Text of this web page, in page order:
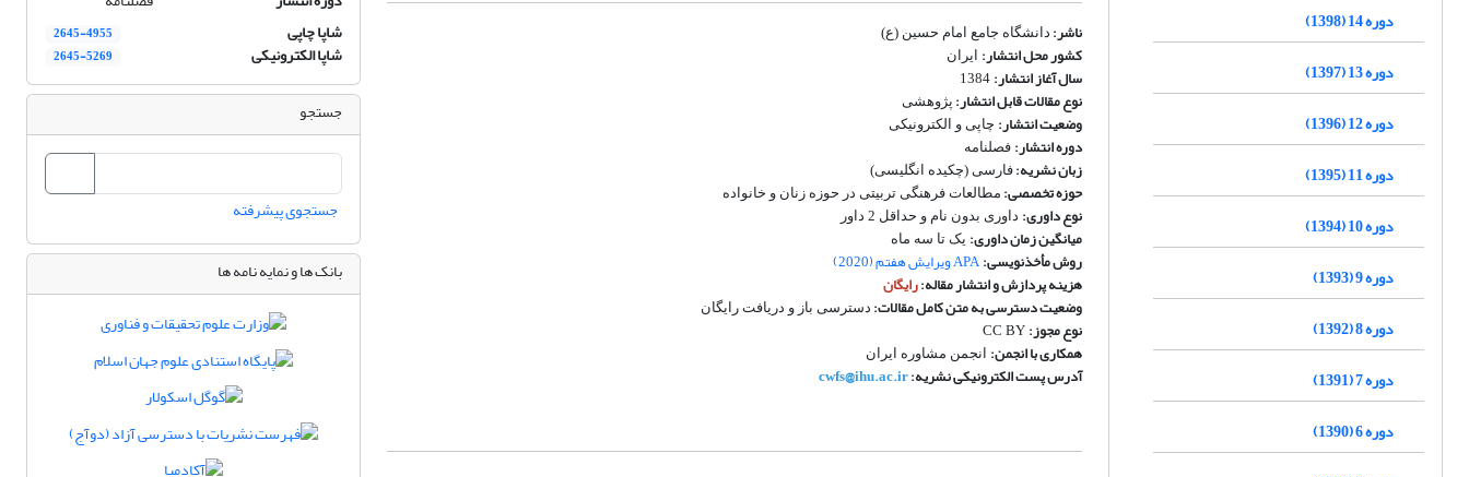
دوره 14 (1398)
دوره 13 (1397)
دوره 12 (1396)
دوره 11 (1395)
دوره 10 (1394)
دوره 9 (1393)
دوره 8 (1392)
دوره 7 (1391)
دوره 6 (1390)
ناشر: دانشگاه جامع امام حسین (ع)
کشور محل انتشار: ایران
سال آغاز انتشار:
نوع مقالات قابل انتشار: پژوهشی
وضعیت انتشار: چاپی و الکترونیکی
دوره انتشار: فصلنامه
زبان نشریه: فارسی (چکیده انگلیسی)
حوزه تخصصی: مطالعات فرهنگی تربیتی در حوزه زنان و خانواده
نوع داوری: داوری بدون نام و حداقل 2 داور
میانگین زمان داوری: یک تا سه ماه
روش مأخذنویسی:APA ویرایش هفتم (2020)
هزینه پردازش و انتشار مقاله:رایگان
وضعیت دسترسی به متن کامل مقالات: دسترسی باز و دریافت رایگان
نوع مجوز:
همکاری با انجمن: انجمن مشاوره ایران
آدرس پست الکترونیکی نشریه:cwfs@ihu.ac.ir
شاپا چاپی
2645-4955
شاپا الکترونیکی 2645-5269
جستجو
جستجوی پیشرفته
بانک ها و نمایه نامه ها